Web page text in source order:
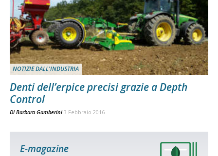
NOTIZIE DALL'INDUSTRIA
Denti dell’erpice precisi grazie a Depth
Control
Di Barbara Gamberini 3 Febbraio 2016
E-magazine